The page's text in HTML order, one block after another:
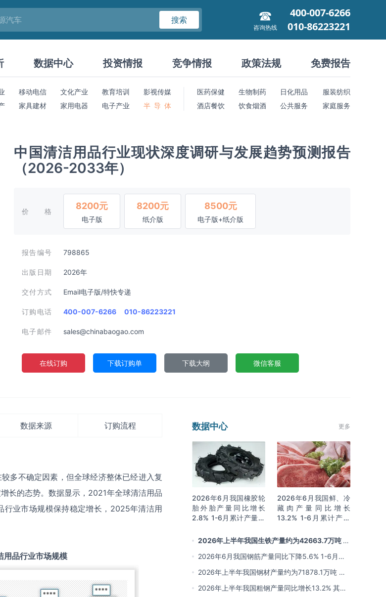
搜索
咨询热线
400-007-6266
010-86223221
数据中心 投资情报 竞争情报 政策法规 免费报告
移动电信 文化产业 教育培训
影视传媒
家具建材 家用电器 电子产业 半 导 体
医药保健 生物制药 日化用品
服装纺织
酒店餐饮
饮食烟酒 公共服务 家庭服务
中国清洁用品行业现状深度调研与发展趋势预测报告
（2026-2033年）
价格
8200元
电子版
8200元
纸介版
8500元
电子版+纸介版
报告编号 798865
出版日期 2026年
交付方式 Email电子版/特快专递
订购电话 400-007-6266 010-86223221
电子邮件 sales@chinabaogao.com
在线订购 下载订购单 下载大纲 微信客服
数据来源 订购流程
多不确定因素，但全球经济整体已经进入复
长的态势。数据显示，2021年全球清洁用品
业市场规模保持稳定增长，2025年清洁用
用品行业市场规模
数据中心 更多
2026年6月我国橡胶轮
胎外胎产量同比增长
2.8% 1-6月累计产量同
2026年6月我国鲜、冷
藏肉产量同比增长
13.2% 1-6月累计产量
2026年上半年我国生铁产量约为42663.7万吨 同
比下降2.8% 其中河北产量占比22.7%排名第一
2026年6月我国钢筋产量同比下降5.6% 1-6月累
计产量同比下降10.7%
2026年上半年我国钢材产量约为71878.1万吨 同
比下降0.9% 其中河北以超亿吨产量排名第一
2026年上半年我国粗钢产量同比增长13.2% 其中